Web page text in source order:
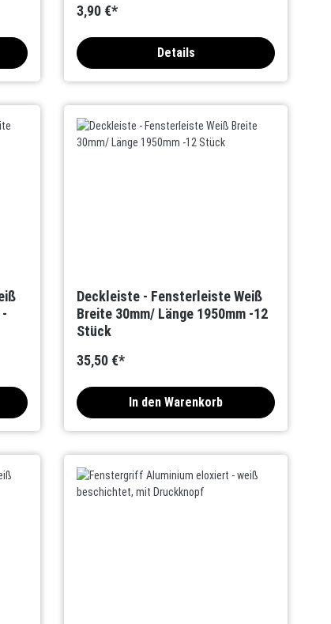
3,90 €*
Details
Deckleiste - Fensterleiste Weiß
Breite 30mm/ Länge 1950mm -12
Stück
35,50 €*
In den Warenkorb